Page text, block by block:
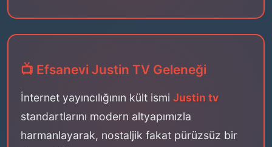
📺 Efsanevi Justin TV Geleneği
İnternet yayıncılığının kült ismi Justin tv
standartlarını modern altyapımızla
harmanlayarak, nostaljik fakat pürüzsüz bir